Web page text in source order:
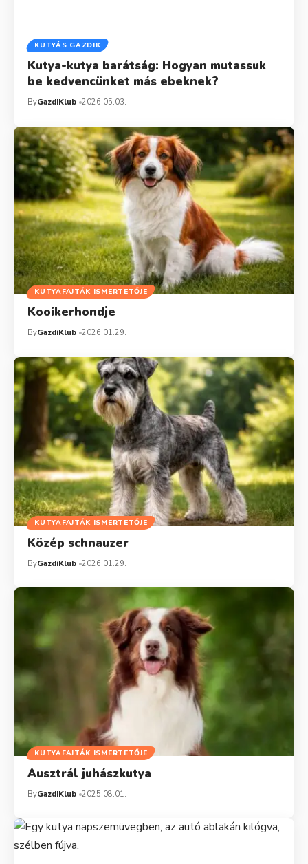
KUTYÁS GAZDIK
Kutya-kutya barátság: Hogyan mutassuk
be kedvencünket más ebeknek?
ByGazdiKlub 2026.05.03.
KUTYAFAJTÁK ISMERTETŐJE
Kooikerhondje
ByGazdiKlub 2026.01.29.
KUTYAFAJTÁK ISMERTETŐJE
Közép schnauzer
ByGazdiKlub 2026.01.29.
KUTYAFAJTÁK ISMERTETŐJE
Ausztrál juhászkutya
ByGazdiKlub 2025.08.01.